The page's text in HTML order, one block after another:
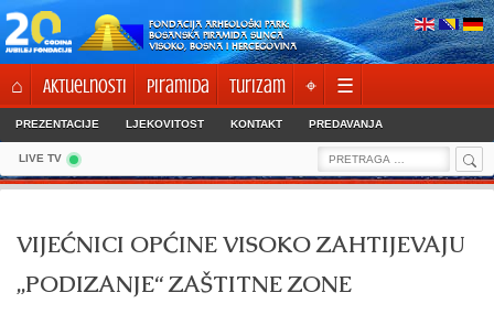
Skip
to
content
FONDACIJA ARHEOLOŠKI PARK:
BOSANSKA PIRAMIDA SUNCA
VISOKO, BOSNA I HERCEGOVINA
⌂ Aktuelnosti Piramida Turizam ⌖ ☰
PREZENTACIJE LJEKOVITOST KONTAKT PREDAVANJA
LIVE TV
Search
for:
VIJEĆNICI OPĆINE VISOKO ZAHTIJEVAJU
„PODIZANJE“ ZAŠTITNE ZONE